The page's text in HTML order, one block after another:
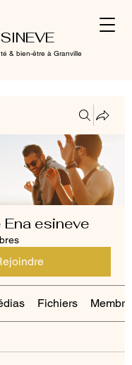
& bien-être à Granville
esineve
Fichiers Membres